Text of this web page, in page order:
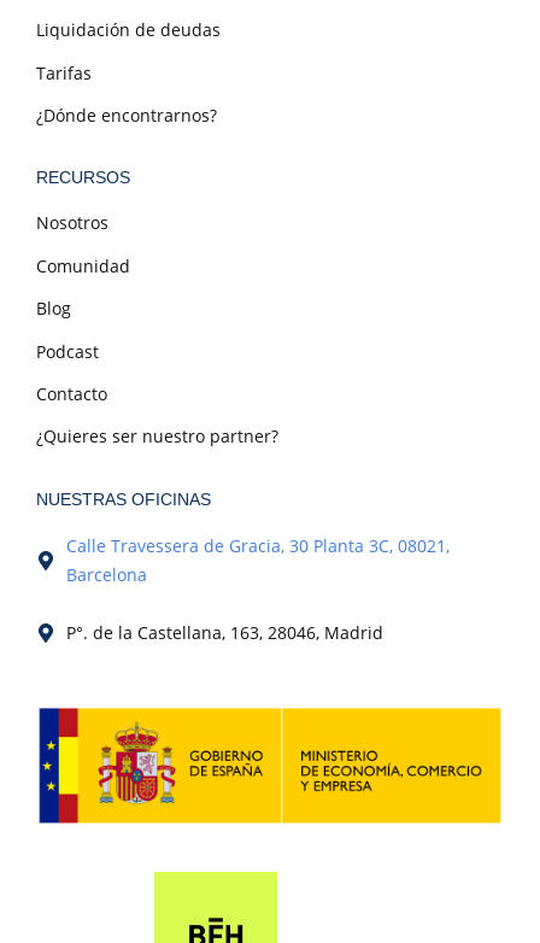
Liquidación de deudas
Tarifas
¿Dónde encontrarnos?
RECURSOS
Nosotros
Comunidad
Blog
Podcast
Contacto
¿Quieres ser nuestro partner?
NUESTRAS OFICINAS
Calle Travessera de Gracia, 30 Planta 3C, 08021,
Barcelona
P°. de la Castellana, 163, 28046, Madrid